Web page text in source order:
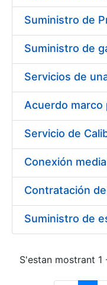
S'estan mostrant